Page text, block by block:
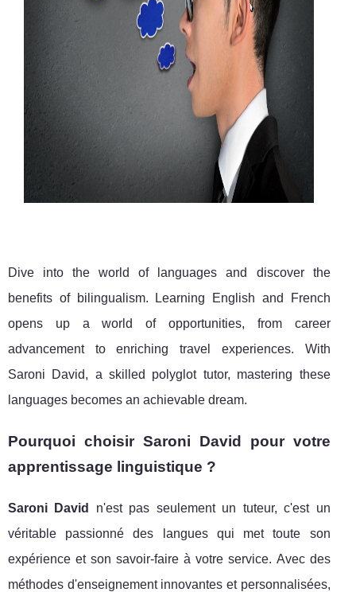
Dive into the world of languages and discover the
benefits of bilingualism. Learning English and French
opens up a world of opportunities, from career
advancement to enriching travel experiences. With
Saroni David, a skilled polyglot tutor, mastering these
languages becomes an achievable dream.
Pourquoi choisir Saroni David pour votre
apprentissage linguistique ?
Saroni David
n'est pas seulement un tuteur, c'est un
véritable passionné des langues qui met toute son
expérience et son savoir-faire à votre service. Avec des
méthodes d'enseignement innovantes et personnalisées,